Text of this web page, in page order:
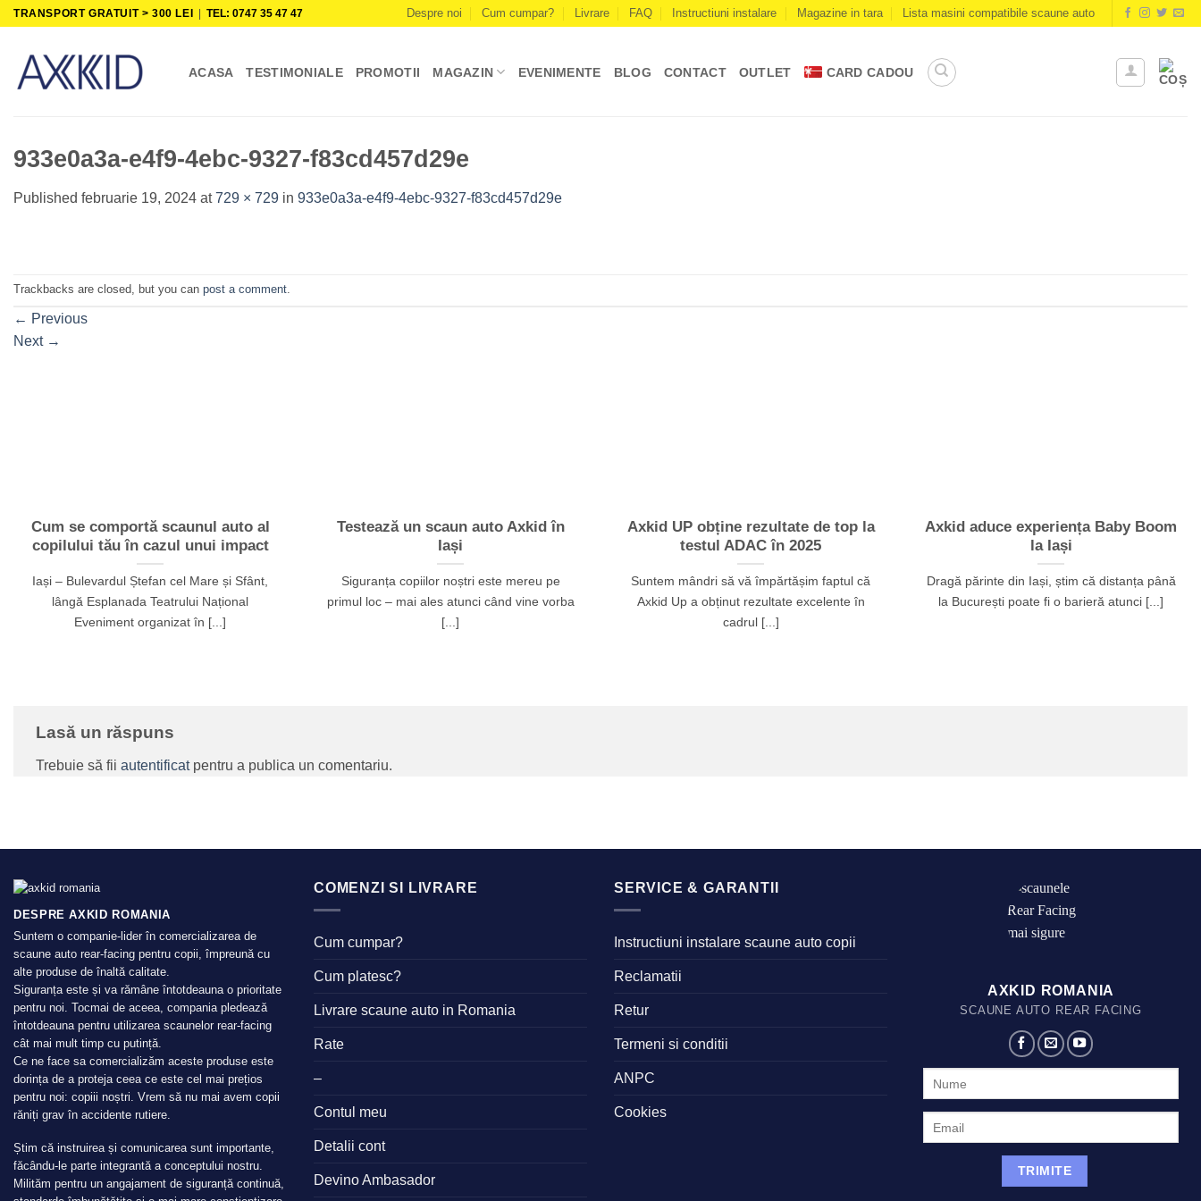
Skip
content
TRANSPORT GRATUIT > 300 LEI |TEL: 0747 35 47 47 Despre noi Cum cumpar? Livrare FAQ Instructiuni instalare Magazine in tara Lista masini compatibile scaune auto
ACASA TESTIMONIALE PROMOTII MAGAZIN EVENIMENTE BLOG CONTACT OUTLET CARD CADOU
933e0a3a-e4f9-4ebc-9327-f83cd457d29e
Published februarie 19, 2024 at729 × 729 in 933e0a3a-e4f9-4ebc-9327-f83cd457d29e
Trackbacks are closed, but you can post a comment
← Previous
Next →
Cum se comportă scaunul auto al
copilului tău în cazul unui impact
Iași – Bulevardul Ștefan cel Mare și Sfânt,
lângă Esplanada Teatrului Național
Eveniment organizat în [...]
Testează un scaun auto Axkid în
Iași
Siguranța copiilor noștri este mereu pe
primul loc – mai ales atunci când vine vorba
[...]
Axkid UP obține rezultate de top la
testul ADAC în 2025
Suntem mândri să vă împărtășim faptul că
Axkid Up a obținut rezultate excelente în
cadrul [...]
Axkid aduce experiența Baby Boom
la Iași
Dragă părinte din Iași, știm că distanța până
la București poate fi o barieră atunci [...]
Lasă un răspuns
Trebuie să fii autentificatpentru a publica un comentariu.
DESPRE AXKID ROMANIA
Suntem o companie-lider în comercializarea de
scaune auto rear-facing pentru copii, împreună cu
alte produse de înaltă calitate.
Siguranța este și va rămâne întotdeauna o prioritate
pentru noi. Tocmai de aceea, compania pledează
întotdeauna pentru utilizarea scaunelor rear-facing
cât mai mult timp cu putință.
Ce ne face sa comercializăm aceste produse este
dorința de a proteja ceea ce este cel mai prețios
pentru noi: copiii noștri. Vrem să nu mai avem copii
răniți grav în accidente rutiere.
Știm că instruirea și comunicarea sunt importante,
făcându-le parte integrantă a conceptului nostru.
Milităm pentru un angajament de siguranță continuă,
COMENZI SI LIVRARE
Cum cumpar?
Cum platesc?
Livrare scaune auto in Romania
Rate
–
Contul meu
Detalii cont
Devino Ambasador
SERVICE & GARANTII
Instructiuni instalare scaune auto copii
Reclamatii
Retur
Termeni si conditii
ANPC
Cookies
AXKID ROMANIA
SCAUNE AUTO REAR FACING